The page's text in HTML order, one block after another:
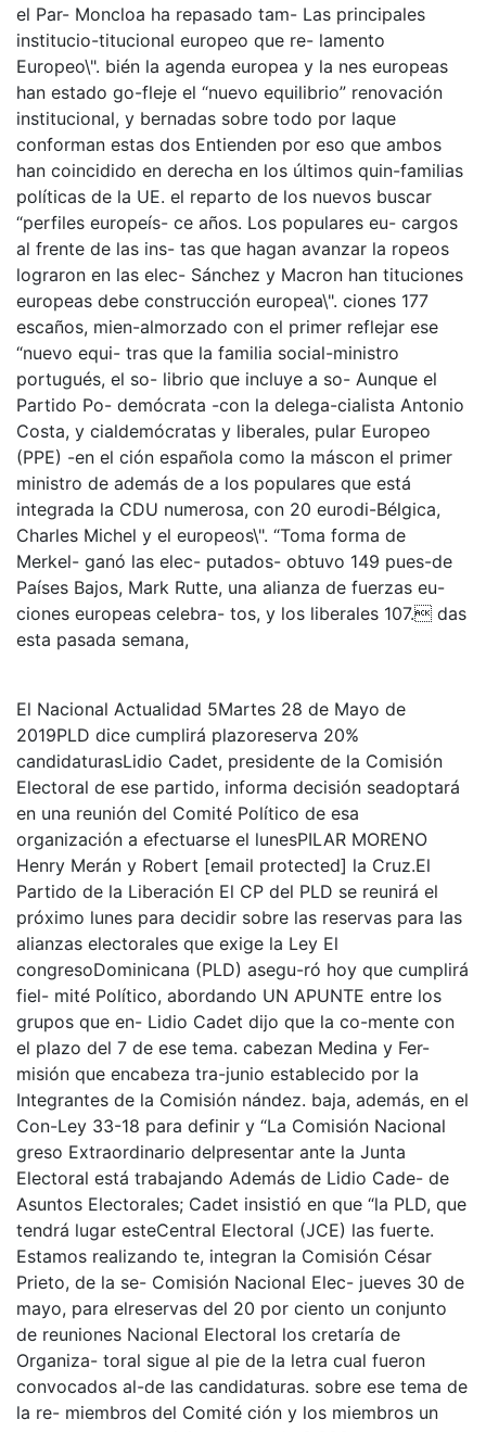
el Par- Moncloa ha repasado tam- Las principales
institucio-titucional europeo que re- lamento
Europeo\". bién la agenda europea y la nes europeas
han estado go-fleje el “nuevo equilibrio” renovación
institucional, y bernadas sobre todo por laque
conforman estas dos Entienden por eso que ambos
han coincidido en derecha en los últimos quin-familias
políticas de la UE. el reparto de los nuevos buscar
“perfiles europeís- ce años. Los populares eu- cargos
al frente de las ins- tas que hagan avanzar la ropeos
lograron en las elec- Sánchez y Macron han tituciones
europeas debe construcción europea\". ciones 177
escaños, mien-almorzado con el primer reflejar ese
“nuevo equi- tras que la familia social-ministro
portugués, el so- librio que incluye a so- Aunque el
Partido Po- demócrata -con la delega-cialista Antonio
Costa, y cialdemócratas y liberales, pular Europeo
(PPE) -en el ción española como la máscon el primer
ministro de además de a los populares que está
integrada la CDU numerosa, con 20 eurodi-Bélgica,
Charles Michel y el europeos\". “Toma forma de
Merkel- ganó las elec- putados- obtuvo 149 pues-de
Países Bajos, Mark Rutte, una alianza de fuerzas eu-
ciones europeas celebra- tos, y los liberales 107. das
esta pasada semana,
El Nacional Actualidad 5Martes 28 de Mayo de
2019PLD dice cumplirá plazoreserva 20%
candidaturasLidio Cadet, presidente de la Comisión
Electoral de ese partido, informa decisión seadoptará
en una reunión del Comité Político de esa
organización a efectuarse el lunesPILAR MORENO
Henry Merán y Robert [email protected] la Cruz.El
Partido de la Liberación El CP del PLD se reunirá el
próximo lunes para decidir sobre las reservas para las
alianzas electorales que exige la Ley El
congresoDominicana (PLD) asegu-ró hoy que cumplirá
fiel- mité Político, abordando UN APUNTE entre los
grupos que en- Lidio Cadet dijo que la co-mente con
el plazo del 7 de ese tema. cabezan Medina y Fer-
misión que encabeza tra-junio establecido por la
Integrantes de la Comisión nández. baja, además, en el
Con-Ley 33-18 para definir y “La Comisión Nacional
greso Extraordinario delpresentar ante la Junta
Electoral está trabajando Además de Lidio Cade- de
Asuntos Electorales; Cadet insistió en que “la PLD, que
tendrá lugar esteCentral Electoral (JCE) las fuerte.
Estamos realizando te, integran la Comisión César
Prieto, de la se- Comisión Nacional Elec- jueves 30 de
mayo, para elreservas del 20 por ciento un conjunto
de reuniones Nacional Electoral los cretaría de
Organiza- toral sigue al pie de la letra cual fueron
convocados al-de las candidaturas. sobre ese tema de
la re- miembros del Comité ción y los miembros un